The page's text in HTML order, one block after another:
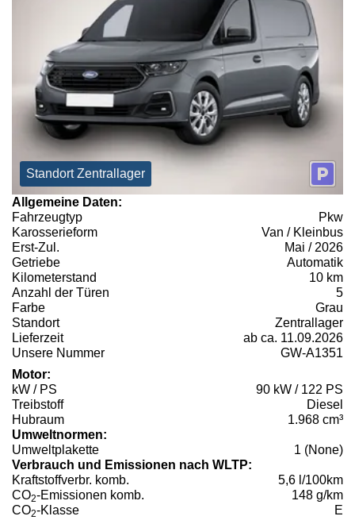
Standort Zentrallager
Allgemeine Daten:
Fahrzeugtyp
Pkw
Karosserieform
Van / Kleinbus
Erst-Zul.
Mai / 2026
Getriebe
Automatik
Kilometerstand
10 km
Anzahl der Türen
5
Farbe
Grau
Standort
Zentrallager
Lieferzeit
ab ca. 11.09.2026
Unsere Nummer
GW-A1351
Motor:
kW / PS
90 kW / 122 PS
Treibstoff
Diesel
Hubraum
1.968 cm³
Umweltnormen:
Umweltplakette
1 (None)
Verbrauch und Emissionen nach WLTP:
Kraftstoffverbr. komb.
5,6 l/100km
CO2-Emissionen komb.
148 g/km
CO2-Klasse E